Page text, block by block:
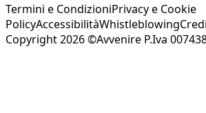
Termini e CondizioniPrivacy e Cookie
PolicyAccessibilitàWhistleblowing
Copyright 2026 ©Avvenire P.Iva